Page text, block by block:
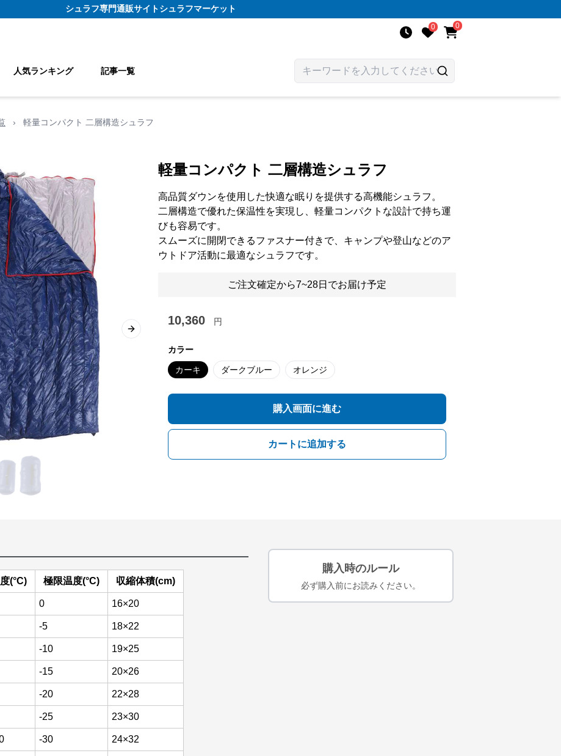
シュラフ専門通販サイトシュラフマーケット
0 0
人気ランキング 記事一覧
› 軽量コンパクト 二層構造シュラフ
Next slide
軽量コンパクト 二層構造シュラフ
高品質ダウンを使用した快適な眠りを提供する高機能シュラフ。
二層構造で優れた保温性を実現し、軽量コンパクトな設計で持ち運
びも容易です。
スムーズに開閉できるファスナー付きで、キャンプや登山などのア
ウトドア活動に最適なシュラフです。
ご注文確定から7~28日でお届け予定
10,360 円
カラー
カーキ ダークブルー オレンジ
購入画面に進む
カートに追加する
(°C) 極限温度(°C) 収縮体積(cm)
0 16×20
-5 18×22
-10 19×25
-15 20×26
-20 22×28
-25 23×30
-30 24×32
購入時のルール
必ず購入前にお読みください。